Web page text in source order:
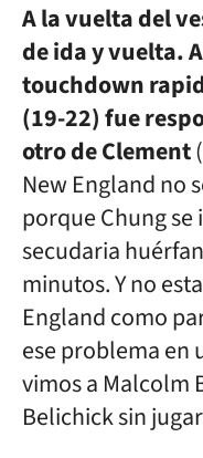
A la vuelta del
de ida y vuelta.
touchdown
(19-22) fue
otro de Clement
New England no
porque Chung se
secudaria
minutos. Y no
England como
ese problema en
vimos a Malcolm
Belichick sin